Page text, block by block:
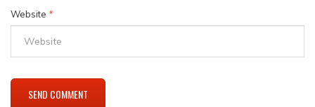
Website *